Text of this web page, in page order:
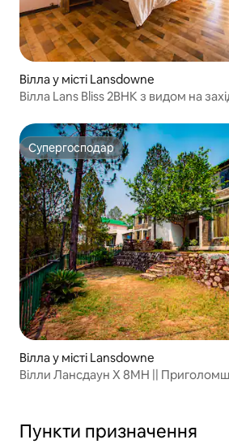
Вілла у місті Lansdowne
Вілла Lans Bliss 2BHK з видом на
Супергосподар
Супергосподар
Вілла у місті Lansdowne
Вілли Лансдаун X 8MH ||
Пункти призначення